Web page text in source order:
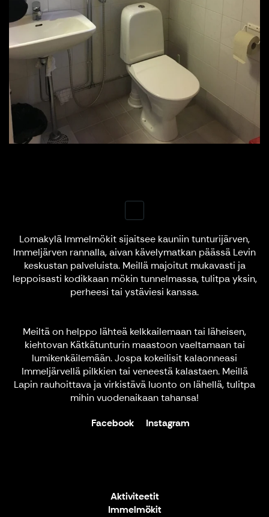
Lomakylä Immelmökit sijaitsee kauniin tunturijärven,
Immeljärven rannalla, aivan kävelymatkan päässä Levin
keskustan palveluista. Meillä majoitut mukavasti ja
leppoisasti kodikkaan mökin tunnelmassa, tulitpa yksin,
perheesi tai ystäviesi kanssa.
Meiltä on helppo lähteä kelkkailemaan tai läheisen,
kiehtovan Kätkätunturin maastoon vaeltamaan tai
lumikenkäilemään. Jospa kokeilisit kalaonneasi
Immeljärvellä pilkkien tai veneestä kalastaen. Meillä
Lapin rauhoittava ja virkistävä luonto on lähellä, tulitpa
mihin vuodenaikaan tahansa!
Facebook
Instagram
Aktiviteetit
Immelmökit